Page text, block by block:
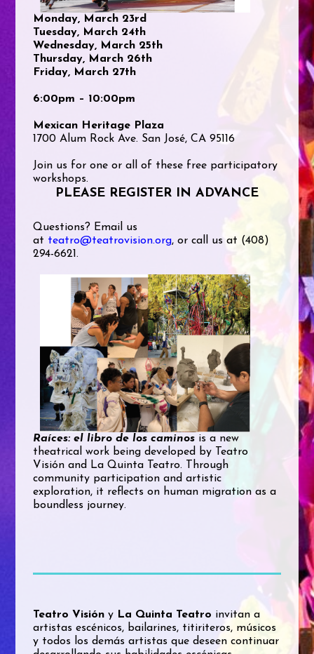
Monday, March 23rd
Tuesday, March 24th
Wednesday, March 25th
Thursday, March 26th
Friday, March 27th
6:00pm – 10:00pm
Mexican Heritage Plaza
1700 Alum Rock Ave. San José, CA 95116
Join us for one or all of these free participatory
workshops.
PLEASE REGISTER IN ADVANCE
Questions? Email us
at teatro@teatrovision.org, or call us at (408)
294-6621.
Raíces: el libro de los caminos is a new
theatrical work being developed by Teatro
Visión and La Quinta Teatro. Through
community participation and artistic
exploration, it reflects on human migration as a
boundless journey.
Teatro Visión y La Quinta Teatro invitan a
artistas escénicos, bailarines, titiriteros, músicos
y todos los demás artistas que deseen continuar